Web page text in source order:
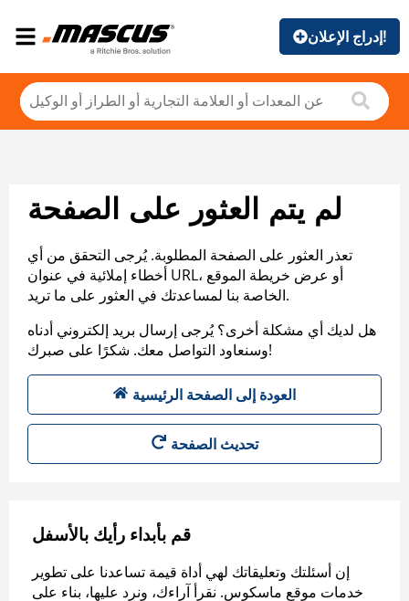
إدراج الإعلان!
لم يتم العثور على الصفحة
تعذر العثور على الصفحة المطلوبة. يُرجى التحقق من أي
أخطاء إملائية في عنوان URL، أو عرض خريطة الموقع
الخاصة بنا لمساعدتك في العثور على ما تريد.
هل لديك أي مشكلة أخرى؟ يُرجى إرسال بريد إلكتروني أدناه
وسنعاود التواصل معك. شكرًا على صبرك!
العودة إلى الصفحة الرئيسية
تحديث الصفحة
قم بأبداء رأيك بالأسفل
إن أسئلتك وتعليقاتك لهي أداة قيمة تساعدنا على تطوير
خدمات موقع ماسكوس. نقرأ آراءك، ونرد عليها، بناء على